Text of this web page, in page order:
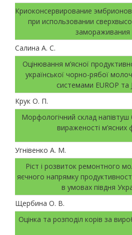
Криоконсервирование
при использовании
замораживания
Салина А. С.
Оцінювання м’ясної
української чорно-рябої
системами EUROP та
Крук О. П.
Морфологічний склад напівтуш
вираженості м’ясних
Угнівенко А. М.
Ріст і розвиток ремонтного
яєчного напрямку
в умовах півдня
Щербина О. В.
Оцінка та розподіл корів за